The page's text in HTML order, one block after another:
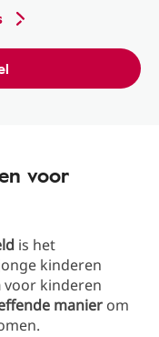
voor
is het
kinderen
voor kinderen
manier om